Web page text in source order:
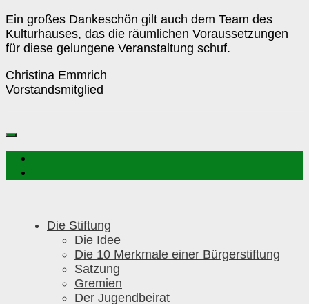
Ein großes Dankeschön gilt auch dem Team des
Kulturhauses, das die räumlichen Voraussetzungen
für diese gelungene Veranstaltung schuf.
Christina Emmrich
Vorstandsmitglied
Die Stiftung
Die Idee
Die 10 Merkmale einer Bürgerstiftung
Satzung
Gremien
Der Jugendbeirat